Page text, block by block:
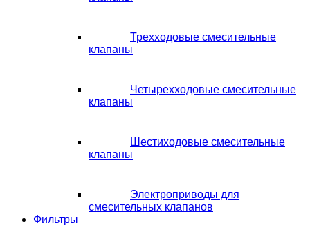
Трехходовые смесительные
клапаны
Четырехходовые смесительные
клапаны
Шестиходовые смесительные
клапаны
Электроприводы для
смесительных клапанов
Фильтры